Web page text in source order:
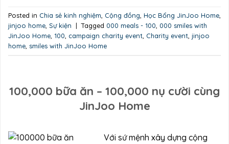
Posted in Chia sẻ kinh nghiệm Cộng đồng Học Bổng JinJoo Home
jinjoo home Sự kiện | Tagged 000 meals - 100 000 smiles with
JinJoo Home 100 campaign charity event Charity event jinjoo
home smiles with JinJoo Home
100,000 bữa ăn – 100,000 nụ cười cùng
JinJoo Home
Với sứ mệnh xây dựng cộng